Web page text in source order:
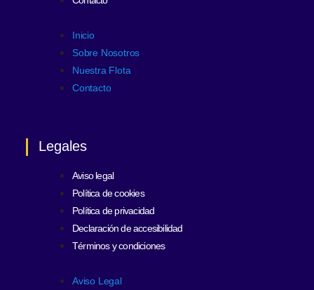
Inicio
Sobre Nosotros
Nuestra Flota
Contacto
Legales
Aviso legal
Política de cookies
Política de privacidad
Declaración de accesibilidad
Términos y condiciones
Aviso Legal